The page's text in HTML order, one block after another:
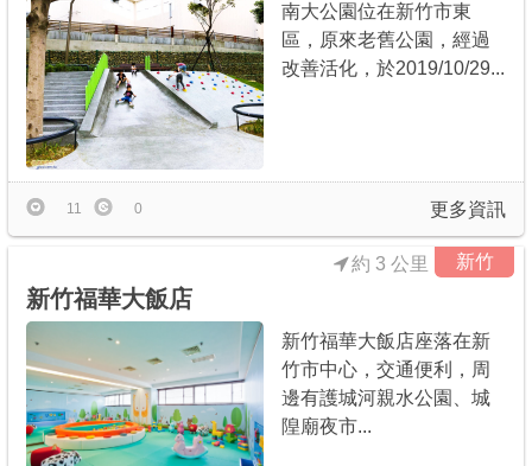
南大公園位在新竹市東
區，原來老舊公園，經過
改善活化，於2019/10/29...
更多資訊
11 0
新竹
約 3 公里
新竹福華大飯店
新竹福華大飯店座落在新
竹市中心，交通便利，周
邊有護城河親水公園、城
隍廟夜市...